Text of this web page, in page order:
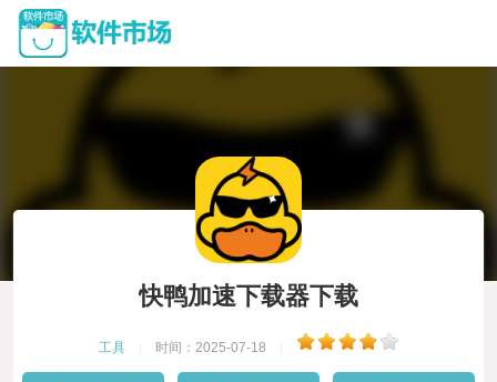
快鸭加速下载器下载
工具 时间：2025-07-18